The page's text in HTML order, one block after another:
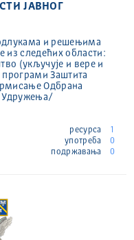
ЈАВНОГ
и решењима
из следећих области:
(укључује и вере и
Заштита
Одбрана
Удружења/
ресурса
1
употреба
0
подржавања
0